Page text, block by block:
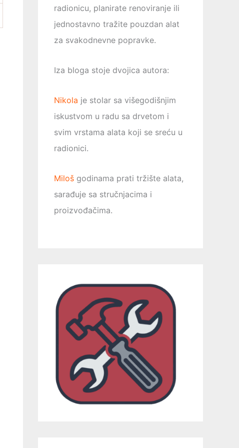
radionicu, planirate renoviranje ili
jednostavno tražite pouzdan alat
za svakodnevne popravke.
Iza bloga stoje dvojica autora:
Nikola je stolar sa višegodišnjim
iskustvom u radu sa drvetom i
svim vrstama alata koji se sreću u
radionici.
Miloš godinama prati tržište alata,
sarađuje sa stručnjacima i
proizvođačima.